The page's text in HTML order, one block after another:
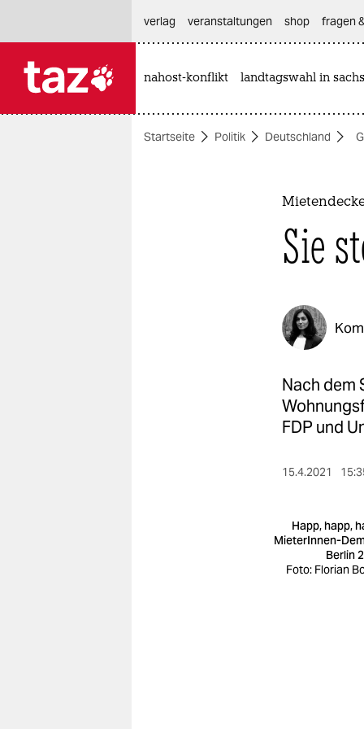
themen
verlag
veranstaltungen shop fragen
nahost-konflikt landtagswahl in
Startseite Politik Deutschland
Sie
Nach dem
FDP und
15.4.2021
Happ, happ,
MieterInnen-
Berlin
Foto: Florian